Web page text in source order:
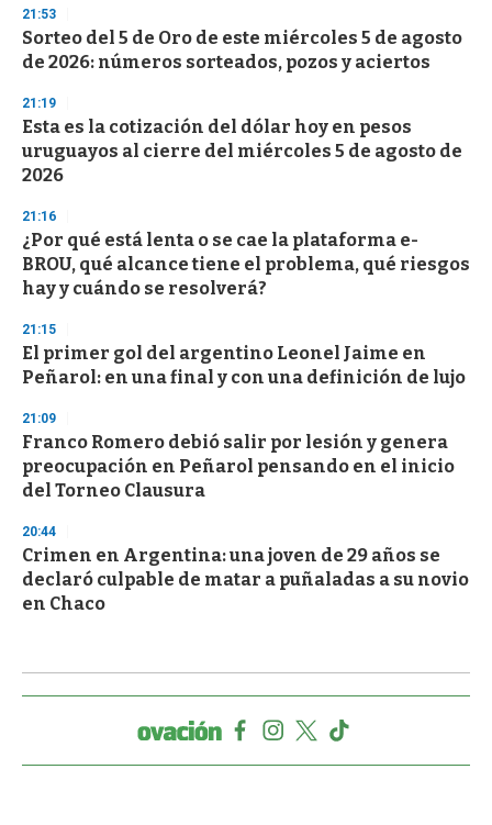
d
s
21:53
Sorteo del 5 de Oro de este miércoles 5 de agosto
de 2026: números sorteados, pozos y aciertos
21:19
Esta es la cotización del dólar hoy en pesos
uruguayos al cierre del miércoles 5 de agosto de
2026
21:16
¿Por qué está lenta o se cae la plataforma e-
BROU, qué alcance tiene el problema, qué riesgos
hay y cuándo se resolverá?
21:15
El primer gol del argentino Leonel Jaime en
Peñarol: en una final y con una definición de lujo
21:09
Franco Romero debió salir por lesión y genera
preocupación en Peñarol pensando en el inicio
del Torneo Clausura
20:44
Crimen en Argentina: una joven de 29 años se
declaró culpable de matar a puñaladas a su novio
en Chaco